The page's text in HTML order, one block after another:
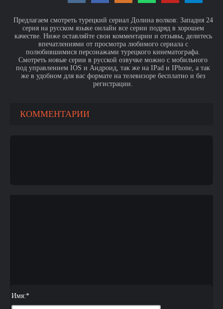
Предлагаем смотреть турецкий сериал Долина волков: Западня 24
серия на русском языке онлайн все серии подряд в хорошем
качестве. Ниже оставляйте свои комментарии и отзывы, делитесь
впечатлениями от просмотра любимого сериала с
полюбившимися персонажами турецкого кинематографа.
Смотреть новые серии в русской озвучке можно с мобильного
под управлением IOS и Андроид, так же на IPad и IPhone, а так
же в удобном для вас формате на телевизоре бесплатно и без
регистрации.
КОММЕНТАРИИ
Имя:*